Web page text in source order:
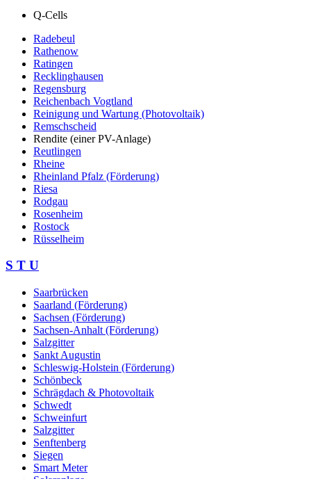
Q-Cells
Radebeul
Rathenow
Ratingen
Recklinghausen
Regensburg
Reichenbach Vogtland
Reinigung und Wartung (Photovoltaik)
Remschscheid
Rendite (einer PV-Anlage)
Reutlingen
Rheine
Rheinland Pfalz (Förderung)
Riesa
Rodgau
Rosenheim
Rostock
Rüsselheim
S T U
Saarbrücken
Saarland (Förderung)
Sachsen (Förderung)
Sachsen-Anhalt (Förderung)
Salzgitter
Sankt Augustin
Schleswig-Holstein (Förderung)
Schönbeck
Schrägdach & Photovoltaik
Schwedt
Schweinfurt
Salzgitter
Senftenberg
Siegen
Smart Meter